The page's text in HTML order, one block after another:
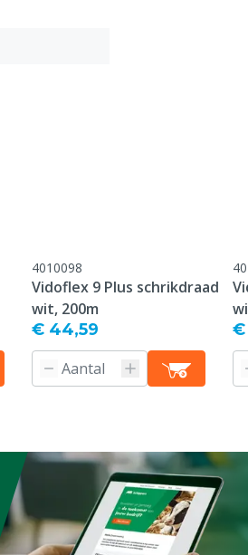
4010098
Vidoflex 9 Plus schrikdraad
wit, 200m
€ 44,59
€